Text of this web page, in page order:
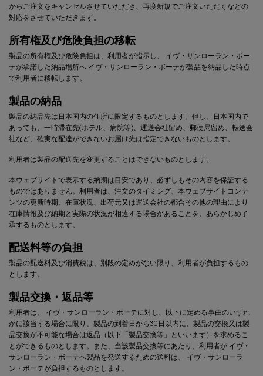
からご注文をキャンセルさせていただき、再度新規でご注文いただくなどの
対応をさせていただきます。
所有権及び危険負担の移転
製品の所有権及び危険負担は、利用者が指示し、 イヴ・サンローラン・ボー
テが承諾した納品場所へ イヴ・サンローラン・ボーテが製品を納品した時点
で利用者に移転します。
製品の納品
製品の納品先は日本国内の住所に限定するものとします。但し、日本国内で
あっても、一時滞在先(ホテル、病院等)、運送会社留め、郵便局留め、転送会
社など、確実な配達ができないお届け先は指定できないものとします。
利用者は製品の配送先を変更することはできないものとします。
本ウェブサイトで表示する納期は目安であり、必ずしもその内容を保証する
ものではありません。利用者は、注文のタイミング、本ウェブサイトコンテ
ンツの更新時期、在庫状況、出荷元又は運送会社の都合その他の理由により
在庫情報及び納期と実際の状況が相違する場合があることを、あらかじめ了
承するものとします。
配送料等の負担
製品の配送料及び消費税は、別段の定めがない限り、利用者が負担するもの
とします。
製品交換・返品等
利用者は、 イヴ・サンローラン・ボーテに対し、以下に定める事由のいずれ
かに該当する場合に限り、製品の到着日から30日以内に、製品の交換又は製
品交換が不可能な場合は返品（以下「製品交換等」といいます）を求めるこ
とができるものとします。また、当該製品交換等にあたり、利用者が イヴ・
サンローラン・ボーテへ製品を発送するための送料は、 イヴ・サンローラ
ン・ボーテが負担するものとします。